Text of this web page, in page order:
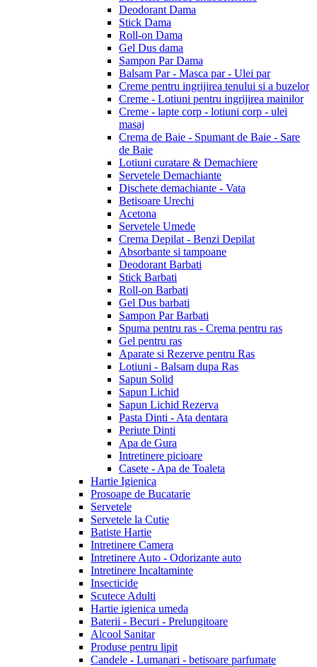
Deodorant Dama
Stick Dama
Roll-on Dama
Gel Dus dama
Sampon Par Dama
Balsam Par - Masca par - Ulei par
Creme pentru ingrijirea tenului si a buzelor
Creme - Lotiuni pentru ingrijirea mainilor
Creme - lapte corp - lotiuni corp - ulei
masaj
Crema de Baie - Spumant de Baie - Sare
de Baie
Lotiuni curatare & Demachiere
Servetele Demachiante
Dischete demachiante - Vata
Betisoare Urechi
Acetona
Servetele Umede
Crema Depilat - Benzi Depilat
Absorbante si tampoane
Deodorant Barbati
Stick Barbati
Roll-on Barbati
Gel Dus barbati
Sampon Par Barbati
Spuma pentru ras - Crema pentru ras
Gel pentru ras
Aparate si Rezerve pentru Ras
Lotiuni - Balsam dupa Ras
Sapun Solid
Sapun Lichid
Sapun Lichid Rezerva
Pasta Dinti - Ata dentara
Periute Dinti
Apa de Gura
Intretinere picioare
Casete - Apa de Toaleta
Hartie Igienica
Prosoape de Bucatarie
Servetele
Servetele la Cutie
Batiste Hartie
Intretinere Camera
Intretinere Auto - Odorizante auto
Intretinere Incaltaminte
Insecticide
Scutece Adulti
Hartie igienica umeda
Baterii - Becuri - Prelungitoare
Alcool Sanitar
Produse pentru lipit
Candele - Lumanari - betisoare parfumate